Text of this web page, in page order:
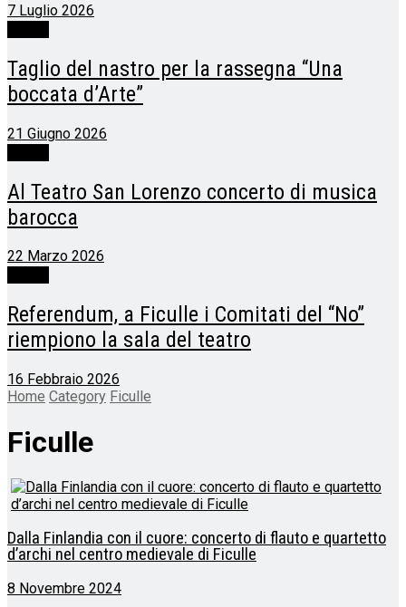
7 Luglio 2026
Taglio del nastro per la rassegna “Una
boccata d’Arte”
21 Giugno 2026
Al Teatro San Lorenzo concerto di musica
barocca
22 Marzo 2026
Referendum, a Ficulle i Comitati del “No”
riempiono la sala del teatro
16 Febbraio 2026
Home Category Ficulle
Ficulle
Dalla Finlandia con il cuore: concerto di flauto e quartetto
d’archi nel centro medievale di Ficulle
8 Novembre 2024